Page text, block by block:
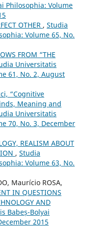
Philosophia: Volume
OTHER , Studia
Volume 65, No.
FROM “THE
Universitatis
61, No. 2, August
“Cognitive
Meaning and
Universitatis
70, No. 3, December
REALISM ABOUT
, Studia
Volume 63, No.
Maurício ROSA,
IN QUESTIONS
AND
Babeș-Bolyai
2015